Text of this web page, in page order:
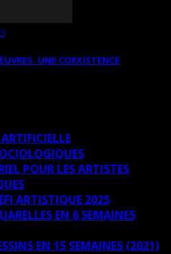
UNE COEXISTENCE
POUR LES ARTISTES
ARTISTIQUE 2025
EN 6 SEMAINES
EN 15 SEMAINES (2021)